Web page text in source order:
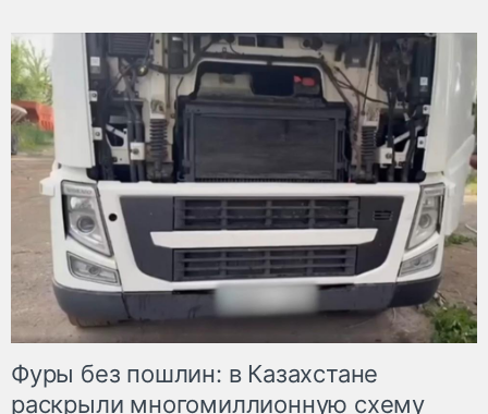
Фуры без пошлин: в Казахстане
раскрыли многомиллионную схему